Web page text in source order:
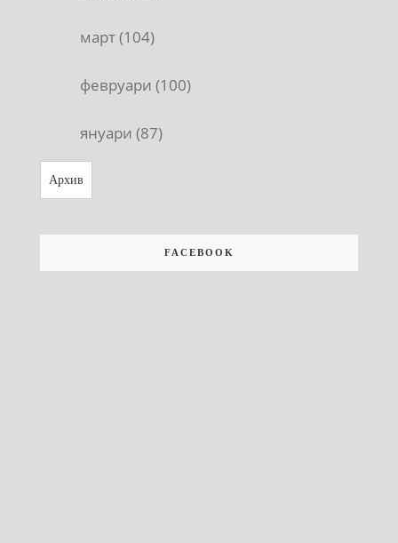
март (104)
февруари (100)
януари (87)
Архив
FACEBOOK